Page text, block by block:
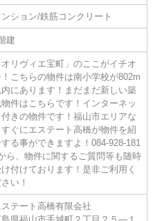
ンション/鉄筋コンクリート
建
オリヴィエ宝町」のここがイチオ
！こちらの物件は南小学校が802m
内にあります！まだまだ新しい築
件はこちらです！インターネッ
付きの物件です！福山市エリアな
すぐにエステート高橋が物件を紹
る事ができますよ！084-928-181
ら、物件に関するご質問等も随時
付けております！是非ご利用く
い！
ステート高橋有限会社